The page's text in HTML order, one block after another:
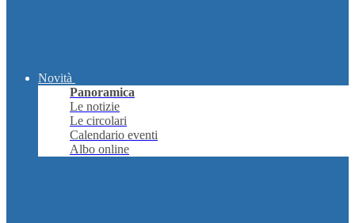
Novità
Panoramica
Le notizie
Le circolari
Calendario eventi
Albo online